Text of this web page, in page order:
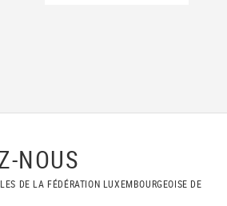
NOUS
DE LA FÉDÉRATION LUXEMBOURGEOISE DE